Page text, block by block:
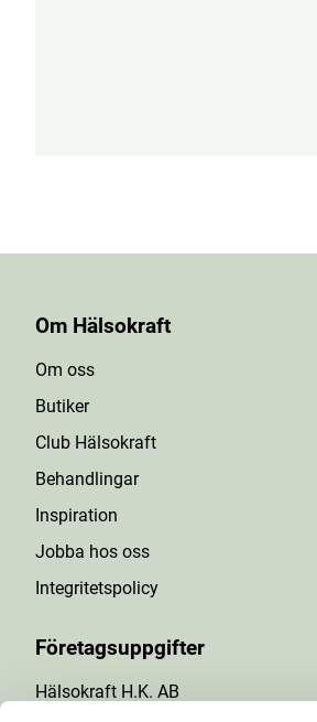
Om Hälsokraft
Om oss
Butiker
Club Hälsokraft
Behandlingar
Inspiration
Jobba hos oss
Integritetspolicy
Företagsuppgifter
Hälsokraft H.K. AB